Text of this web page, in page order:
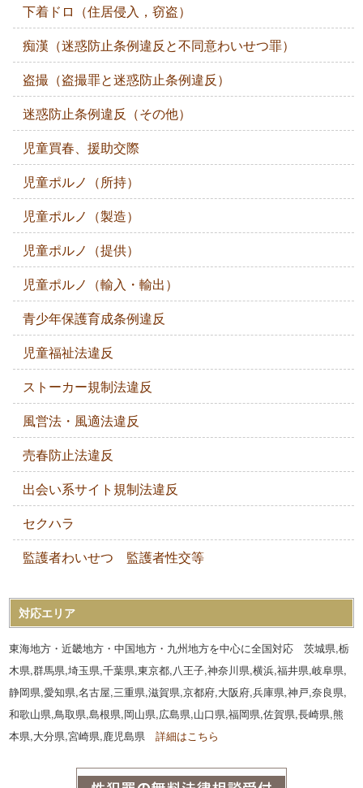
下着ドロ（住居侵入，窃盗）
痴漢（迷惑防止条例違反と不同意わいせつ罪）
盗撮（盗撮罪と迷惑防止条例違反）
迷惑防止条例違反（その他）
児童買春、援助交際
児童ポルノ（所持）
児童ポルノ（製造）
児童ポルノ（提供）
児童ポルノ（輸入・輸出）
青少年保護育成条例違反
児童福祉法違反
ストーカー規制法違反
風営法・風適法違反
売春防止法違反
出会い系サイト規制法違反
セクハラ
監護者わいせつ 監護者性交等
対応エリア
東海地方・近畿地方・中国地方・九州地方を中心に全国対応 茨城県,栃
木県,群馬県,埼玉県,千葉県,東京都,八王子,神奈川県,横浜,福井県,岐阜県,
静岡県,愛知県,名古屋,三重県,滋賀県,京都府,大阪府,兵庫県,神戸,奈良県,
和歌山県,鳥取県,島根県,岡山県,広島県,山口県,福岡県,佐賀県,長崎県,熊
本県,大分県,宮崎県,鹿児島県詳細はこちら